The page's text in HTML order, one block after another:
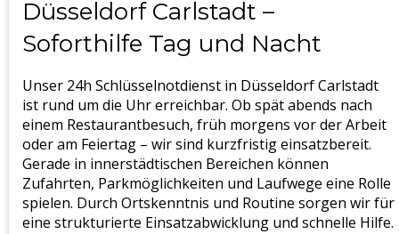
Düsseldorf Carlstadt –
Soforthilfe Tag und Nacht
Unser 24h Schlüsselnotdienst in Düsseldorf Carlstadt
ist rund um die Uhr erreichbar. Ob spät abends nach
einem Restaurantbesuch, früh morgens vor der Arbeit
oder am Feiertag – wir sind kurzfristig einsatzbereit.
Gerade in innerstädtischen Bereichen können
Zufahrten, Parkmöglichkeiten und Laufwege eine Rolle
spielen. Durch Ortskenntnis und Routine sorgen wir für
eine strukturierte Einsatzabwicklung und schnelle Hilfe.